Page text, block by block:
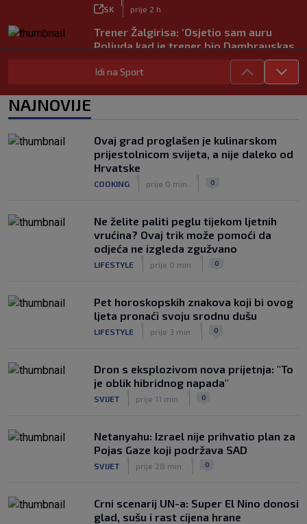
SK prije 2 h
Trener Žalgirisa: ‘Osjetio sam auru
Poljuda kad je trener bio Dambrauskas.
Hajduk danas igra nestabilno’
SK
|
prije 4 h
Vatreni u Cityju sve bolji: ‘Kovačić
SK prije 4 h
Luis Figo žestoko prozvao Infantina:
‘Najniže, najlopovskije i kukavički
sebično ponašanje. Mora otići!’
Idi na Sport
NAJNOVIJE
Ovaj grad proglašen je kulinarskom
prijestolnicom svijeta, a nije daleko od
Hrvatske
COOKING prije 0 min. 0
Ne želite paliti peglu tijekom ljetnih
vrućina? Ovaj trik može pomoći da
odjeća ne izgleda zgužvano
LIFESTYLE prije 0 min. 0
Pet horoskopskih znakova koji bi ovog
ljeta pronaći svoju srodnu dušu
LIFESTYLE prije 3 min. 0
Dron s eksplozivom nova prijetnja: "To
je oblik hibridnog napada"
SVIJET prije 11 min. 0
Netanyahu: Izrael nije prihvatio plan za
Pojas Gaze koji podržava SAD
SVIJET prije 28 min. 0
Crni scenarij UN-a: Super El Nino donosi
glad, sušu i rast cijena hrane